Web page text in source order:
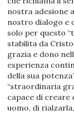
nostra adesione
nostro dialogo e
solo per questo
stabilita da
grazia e dono
esperienza
della sua
“straordinaria
capace di creare
uomo, di